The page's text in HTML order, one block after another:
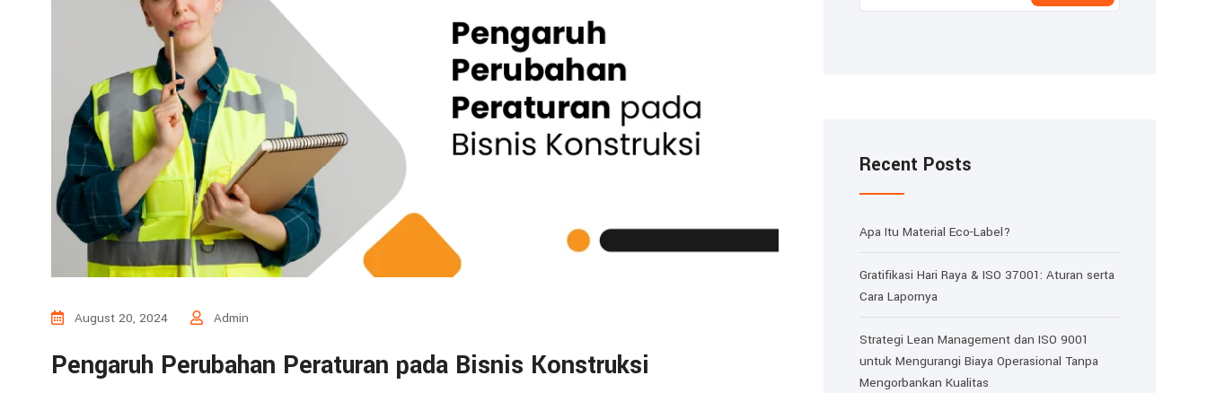
August 20, 2024 Admin
Pengaruh Perubahan Peraturan pada Bisnis Konstruksi
Recent Posts
Apa Itu Material Eco-Label?
Gratifikasi Hari Raya & ISO 37001: Aturan serta
Cara Lapornya
Strategi Lean Management dan ISO 9001
untuk Mengurangi Biaya Operasional Tanpa
Mengorbankan Kualitas